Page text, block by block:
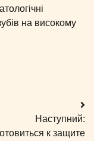
на високому
Наступний:
к защите